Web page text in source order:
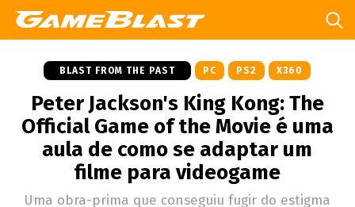
BLAST FROM THE PAST PC PS2 X360
Peter Jackson's King Kong: The
Official Game of the Movie é uma
aula de como se adaptar um
filme para videogame
Uma obra-prima que conseguiu fugir do estigma